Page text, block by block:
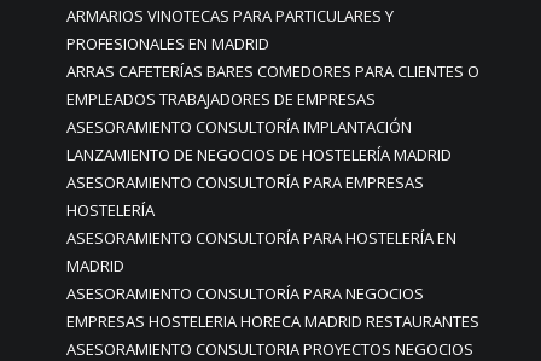
ARMARIOS VINOTECAS PARA PARTICULARES Y
PROFESIONALES EN MADRID
ARRAS CAFETERÍAS BARES COMEDORES PARA CLIENTES O
EMPLEADOS TRABAJADORES DE EMPRESAS
ASESORAMIENTO CONSULTORÍA IMPLANTACIÓN
LANZAMIENTO DE NEGOCIOS DE HOSTELERÍA MADRID
ASESORAMIENTO CONSULTORÍA PARA EMPRESAS
HOSTELERÍA
ASESORAMIENTO CONSULTORÍA PARA HOSTELERÍA EN
MADRID
ASESORAMIENTO CONSULTORÍA PARA NEGOCIOS
EMPRESAS HOSTELERIA HORECA MADRID RESTAURANTES
ASESORAMIENTO CONSULTORIA PROYECTOS NEGOCIOS